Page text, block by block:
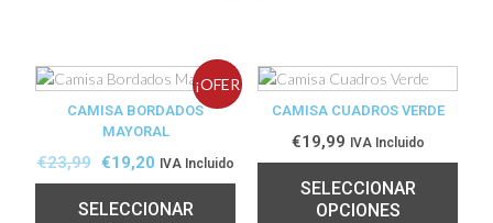
¡OFER
CAMISA BORDADOS
MAYORAL
€23,99 €19,20 IVA Incluido
SELECCIONAR
CAMISA CUADROS VERDE
€19,99 IVA Incluido
SELECCIONAR
OPCIONES